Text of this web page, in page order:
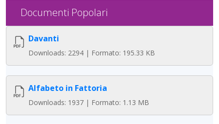
Documenti Popolari
Davanti
Downloads: 2294 | Formato: 195.33 KB
Alfabeto in Fattoria
Downloads: 1937 | Formato: 1.13 MB